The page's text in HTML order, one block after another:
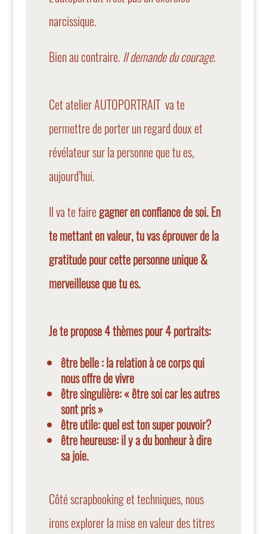
narcissique.
Bien au contraire. ll demande du courage.
Cet atelier AUTOPORTRAIT va te
permettre de porter un regard doux et
révélateur sur la personne que tu es,
aujourd’hui.
Il va te fairegagner en confiance de soi. En
te mettant en valeur, tu vas éprouver de la
gratitude pour cette personne unique &
merveilleuse que tu es.
Je te propose 4 thèmes pour 4 portraits:
être belle : la relation à ce corps qui
nous offre de vivre
être singulière: « être soi car les autres
sont pris »
être utile: quel est ton super pouvoir?
être heureuse: il y a du bonheur à dire
sa joie.
Côté scrapbooking et techniques, nous
irons explorer la mise en valeur des titres